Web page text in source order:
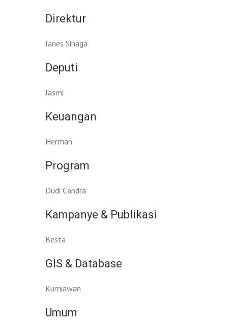
Direktur
Janes Sinaga
Deputi
Jasmi
Keuangan
Herman
Program
Dudi Candra
Kampanye & Publikasi
Besta
GIS & Database
Kurniawan
Umum